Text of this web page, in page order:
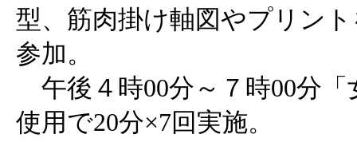
型、筋肉掛け軸図やプリン
参加。
午後４時00分～７時00分
使用で20分×7回実施。